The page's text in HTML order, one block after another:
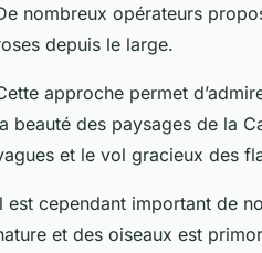
nombreux opérateurs
depuis le large.
approche permet
beauté des paysages de la
et le vol gracieux des
est cependant important de
et des oiseaux est